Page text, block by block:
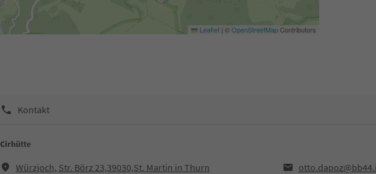
Leaflet | ©OpenStreetMapContributors
Kontakt
Cirhütte
Würzjoch, Str. Börz 23,39030,St. Martin in Thurn